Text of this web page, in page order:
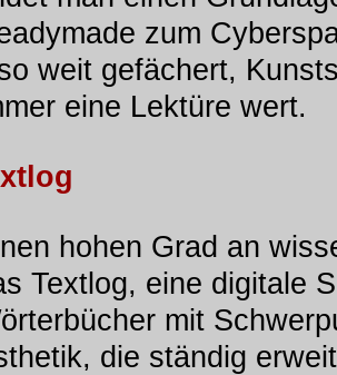
zum
weit gefächert,
eine Lektüre wert.
hohen Grad an
Textlog, eine digitale
mit
die ständig